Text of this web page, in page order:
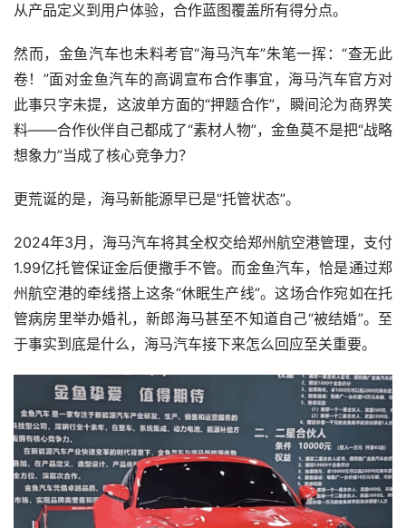
从产品定义到用户体验，合作蓝图覆盖所有得分点。
然而，金鱼汽车也未料考官“海马汽车”朱笔一挥：“查无此
卷！”面对金鱼汽车的高调宣布合作事宜，海马汽车官方对
此事只字未提，这波单方面的“押题合作”，瞬间沦为商界笑
料——合作伙伴自己都成了“素材人物”，金鱼莫不是把“战略
想象力”当成了核心竞争力？
更荒诞的是，海马新能源早已是“托管状态”。
2024年3月，海马汽车将其全权交给郑州航空港管理，支付
1.99亿托管保证金后便撒手不管。而金鱼汽车，恰是通过郑
州航空港的牵线搭上这条“休眠生产线”。这场合作宛如在托
管病房里举办婚礼，新郎海马甚至不知道自己“被结婚”。至
于事实到底是什么，海马汽车接下来怎么回应至关重要。